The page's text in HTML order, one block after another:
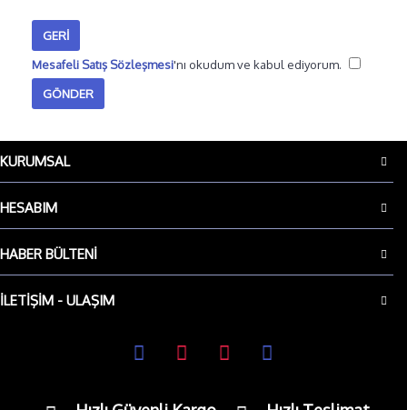
GERI
Mesafeli Satış Sözleşmesi'nı okudum ve kabul ediyorum.
KURUMSAL
HESABIM
HABER BÜLTENI
İLETIŞIM - ULAŞIM